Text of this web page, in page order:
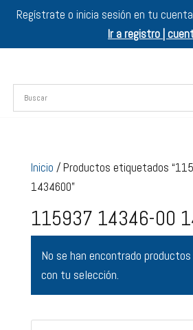
Regístrate o inicia sesión en tu
Ir a registro |
Inicio / Productos etiquetados
1434600”
115937 14346-00
No se han encontrado
con tu selección.